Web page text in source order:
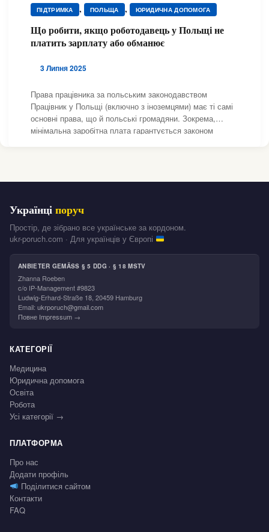
ПІДТРИМКА , ПОЛЬЩА , ЮРИДИЧНА ДОПОМОГА
Що робити, якщо роботодавець у Польщі не
платить зарплату або обманює
3 Липня 2025
Права працівника за польським законодавством
Працівник у Польщі (включно з іноземцями) має ті самі
основні права, що й польські громадяни. Зокрема,
мінімальна заробітна плата гарантується законом
Українціпоруч
Простір, де зібрано все українське за кордоном.
ukr-poruch.com · Для українців у Європі
ANBIETER GEMÄSS § 5 DDG · § 18 MSTV
Zhanna Roeben
c/o IP-Management #9823
Ludwig-Erhard-Straße 18, 20459 Hamburg
Email: ukrporuch@gmail.com
Повне Impressum →
КАТЕГОРІЇ
Медицина
Юридична допомога
Освіта
Робота
Усі категорії →
ПЛАТФОРМА
Про нас
Додати профіль
Поділитися сайтом
Контакти
FAQ